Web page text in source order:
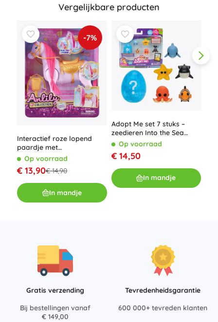
Vergelijkbare producten
-7%
Interactief roze lopend
paardje met
geluidseffecten
Op voorraad
€ 13,90€ 14,90
In mandje
Adopt Me set 7 stuks –
zeedieren Into the Sea
Mystery Pet
Op voorraad
€ 14,50
In mandje
Gratis verzending
Bij bestellingen vanaf
€ 149,00
Tevredenheidsgarantie
600 000+ tevreden klanten